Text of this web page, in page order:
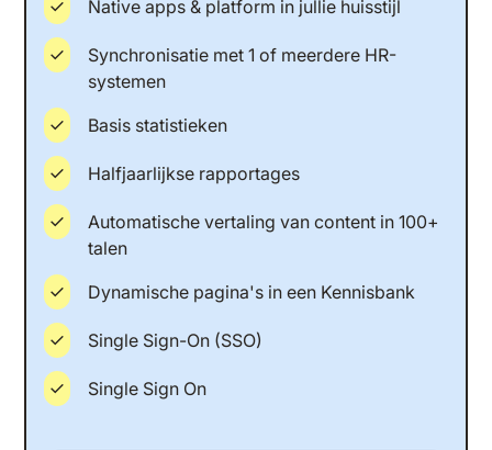
Native apps & platform in jullie huisstijl
Synchronisatie met 1 of meerdere HR-
systemen
Basis statistieken
Halfjaarlijkse rapportages
Automatische vertaling van content in 100+
talen
Dynamische pagina's in een Kennisbank
Single Sign-On (SSO)
Single Sign On